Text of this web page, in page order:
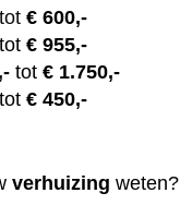
tot € 600,-
tot€ 955,-
tot€ 1.750,-
tot€ 450,-
verhuizing weten?